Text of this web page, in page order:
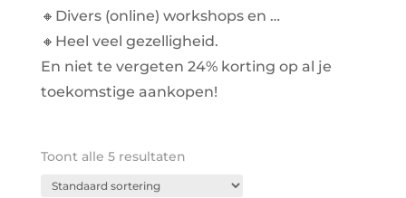
🔸Divers (online) workshops en …
🔸Heel veel gezelligheid.
En niet te vergeten 24% korting op al je
toekomstige aankopen!
Toont alle 5 resultaten